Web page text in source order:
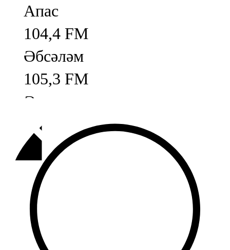
Апас
104,4 FM
Әбсәләм
105,3 FM
Әлмәт
92,9 FM
Базарлы матак
107,1 FM
Балык бистәсе
104,9 FM
Баулы